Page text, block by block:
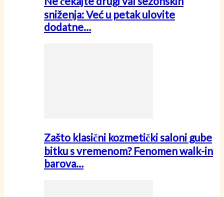
sniženja: Već u petak ulovite
dodatne…
Zašto klasični kozmetički saloni gube
bitku s vremenom? Fenomen walk-in
barova…